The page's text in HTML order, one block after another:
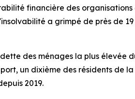
financière des organisations
a grimpé de près de 19
des ménages la plus élevée
un dixième des résidents de
2019.